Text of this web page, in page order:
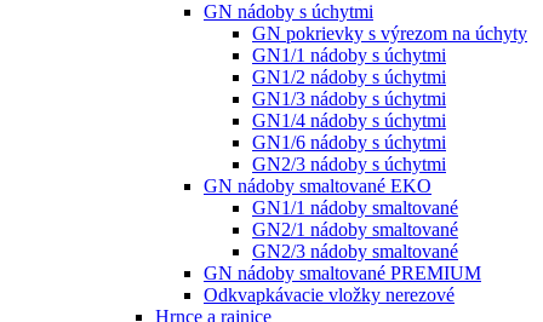
GN nádoby s úchytmi
GN pokrievky s výrezom na úchyty
GN1/1 nádoby s úchytmi
GN1/2 nádoby s úchytmi
GN1/3 nádoby s úchytmi
GN1/4 nádoby s úchytmi
GN1/6 nádoby s úchytmi
GN2/3 nádoby s úchytmi
GN nádoby smaltované EKO
GN1/1 nádoby smaltované
GN2/1 nádoby smaltované
GN2/3 nádoby smaltované
GN nádoby smaltované PREMIUM
Odkvapkávacie vložky nerezové
Hrnce a rajnice